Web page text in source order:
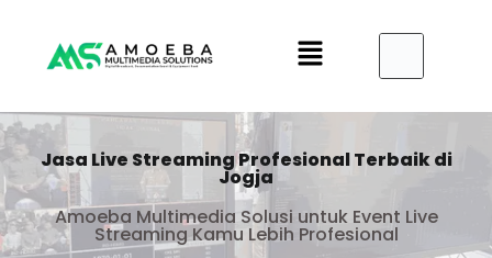
p
t
o
c
o
n
Jasa Live Streaming Profesional Terbaik di
Jogja
Amoeba Multimedia Solusi untuk Event Live
Streaming Kamu Lebih Profesional